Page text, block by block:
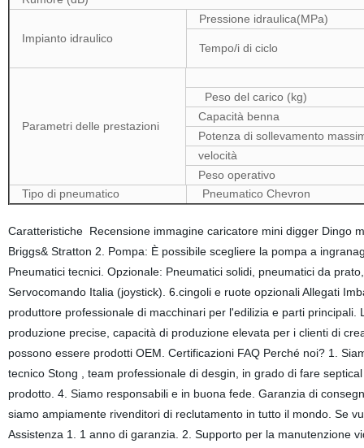
Impianto idraulico
Pressione idraulica(MPa)
Tempo/i di ciclo
Parametri delle prestazioni
Peso del carico (kg)
Capacità benna
Potenza di sollevamento
velocità
Peso operativo
Tipo di pneumatico
Pneumatico Chevron
Caratteristiche Recensione immagine caricatore mini digger Dingo
Briggs& Stratton 2. Pompa: È possibile scegliere la pompa a
Pneumatici tecnici. Opzionale: Pneumatici solidi, pneumatici da
Servocomando Italia (joystick). 6.cingoli e ruote opzionali Allegati
produttore professionale di macchinari per l'edilizia e parti
produzione precise, capacità di produzione elevata per i clienti di
possono essere prodotti OEM. Certificazioni FAQ Perché noi? 1.
tecnico Stong , team professionale di desgin, in grado di fare
prodotto. 4. Siamo responsabili e in buona fede. Garanzia di
siamo ampiamente rivenditori di reclutamento in tutto il mondo. Se
Assistenza 1. 1 anno di garanzia. 2. Supporto per la manutenzione